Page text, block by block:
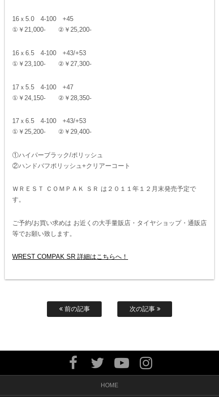
16ｘ5.0 4-100 +45
①￥21,000- ②￥25,200-
16ｘ6.5 4-100 +43/+53
①￥23,100- ②￥27,300-
17ｘ5.5 4-100 +47
①￥24,150- ②￥28,350-
17ｘ6.5 4-100 +43/+53
①￥25,200- ②￥29,400-
①ハイパーブラック/ポリッシュ
②ハンドバフポリッシュ+クリアーコート
ＷＲＥＳＴ ＣＯＭＰＡＫ ＳＲ は２０１１年１２月末発売予定で
す。
ご予約/お買い求めは お近くの大手量販店・タイヤショップ・通販店
等でお願い致します。
WREST COMPAK SR 詳細はこちらへ！
前の記事 次の記事
HOME